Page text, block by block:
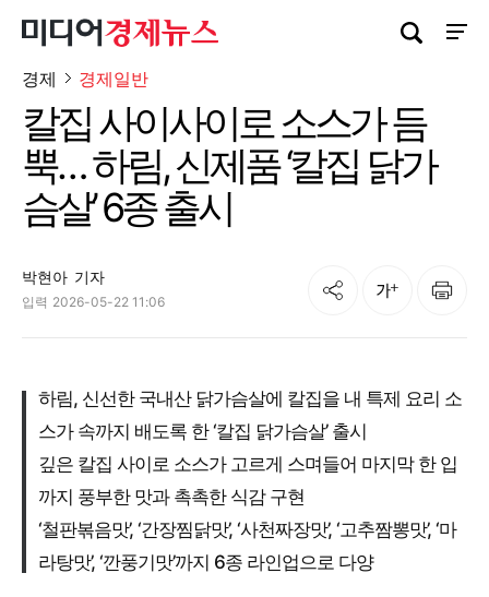
사이
검색창 열기
경제 경제일반
칼집 사이사이로 소스가 듬
뿍… 하림, 신제품 ‘칼집 닭가
슴살’ 6종 출시
박현아 기자
입력 2026-05-22 11:06
공유 글자크기 인쇄
하림, 신선한 국내산 닭가슴살에 칼집을 내 특제 요리 소
스가 속까지 배도록 한 ‘칼집 닭가슴살’ 출시
깊은 칼집 사이로 소스가 고르게 스며들어 마지막 한 입
까지 풍부한 맛과 촉촉한 식감 구현
‘철판볶음맛’, ‘간장찜닭맛’, ‘사천짜장맛’, ‘고추짬뽕맛’, ‘마
라탕맛’, ‘깐풍기맛’까지 6종 라인업으로 다양